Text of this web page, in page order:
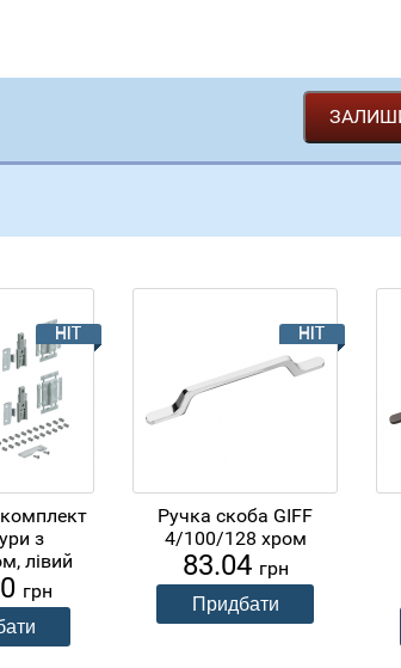
з
лівий
грн
Ручка скоба GIFF
4/100/128 хром
83.04 грн